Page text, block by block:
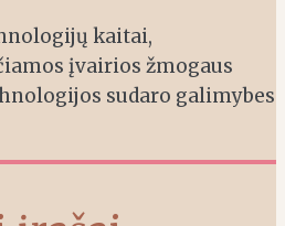
kaitai,
įvairios žmogaus
sudaro galimybes